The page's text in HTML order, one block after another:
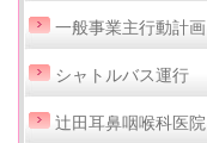
一般事業主行動計画
シャトルバス運行
辻田耳鼻咽喉科医院